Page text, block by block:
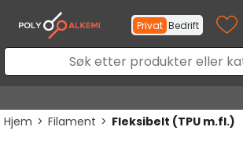
Privat Bedrift
Hjem>Filament>Fleksibelt (TPU m.fl.)